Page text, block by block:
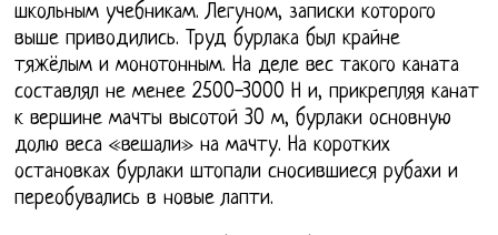
школьным учебникам. Легуном, записки которого
выше приводились. Труд бурлака был крайне
тяжёлым и монотонным. На деле вес такого каната
составлял не менее 2500-3000 Н и, прикрепляя канат
к вершине мачты высотой 30 м, бурлаки основную
долю веса «вешали» на мачту. На коротких
остановках бурлаки штопали сносившиеся рубахи и
переобувались в новые лапти.